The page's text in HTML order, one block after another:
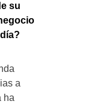
su
a
ha